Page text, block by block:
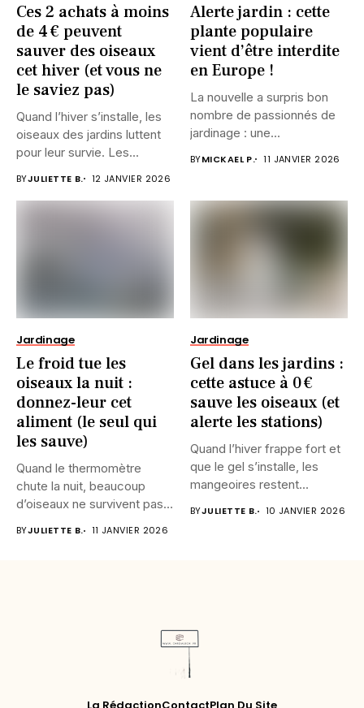
Ces 2 achats à moins
de 4 € peuvent
sauver des oiseaux
cet hiver (et vous ne
le saviez pas)
Quand l’hiver s’installe, les
oiseaux des jardins luttent
pour leur survie. Les...
BYJULIETTE B. 12 JANVIER 2026
Alerte jardin : cette
plante populaire
vient d’être interdite
en Europe !
La nouvelle a surpris bon
nombre de passionnés de
jardinage : une...
BYMICKAEL P. 11 JANVIER 2026
Jardinage
Le froid tue les
oiseaux la nuit :
donnez-leur cet
aliment (le seul qui
les sauve)
Quand le thermomètre
chute la nuit, beaucoup
d’oiseaux ne survivent pas.
BYJULIETTE B. 11 JANVIER 2026
Jardinage
Gel dans les jardins :
cette astuce à 0 €
sauve les oiseaux (et
alerte les stations)
Quand l’hiver frappe fort et
que le gel s’installe, les
mangeoires restent...
BYJULIETTE B. 10 JANVIER 2026